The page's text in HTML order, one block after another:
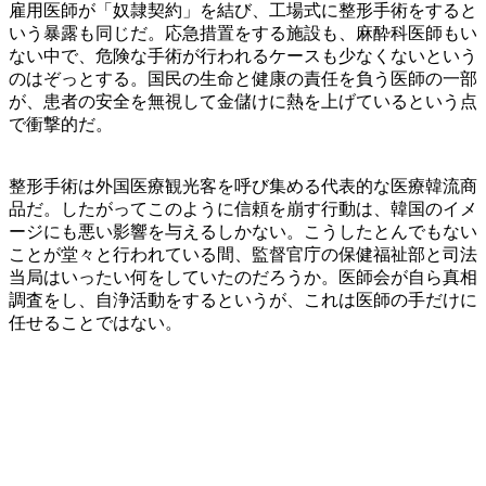
雇用医師が「奴隷契約」を結び、工場式に整形手術をすると
いう暴露も同じだ。応急措置をする施設も、麻酔科医師もい
ない中で、危険な手術が行われるケースも少なくないという
のはぞっとする。国民の生命と健康の責任を負う医師の一部
が、患者の安全を無視して金儲けに熱を上げているという点
で衝撃的だ。
整形手術は外国医療観光客を呼び集める代表的な医療韓流商
品だ。したがってこのように信頼を崩す行動は、韓国のイメ
ージにも悪い影響を与えるしかない。こうしたとんでもない
ことが堂々と行われている間、監督官庁の保健福祉部と司法
当局はいったい何をしていたのだろうか。医師会が自ら真相
調査をし、自浄活動をするというが、これは医師の手だけに
任せることではない。